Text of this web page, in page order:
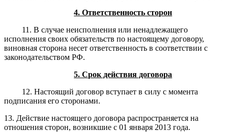
4. Ответственность сторон
11. В случае неисполнения или ненадлежащего
исполнения своих обязательств по настоящему договору,
виновная сторона несет ответственность в соответствии с
законодательством РФ.
5. Срок действия договора
12. Настоящий договор вступает в силу с момента
подписания его сторонами.
13. Действие настоящего договора распространяется на
отношения сторон, возникшие с 01 января 2013 года.